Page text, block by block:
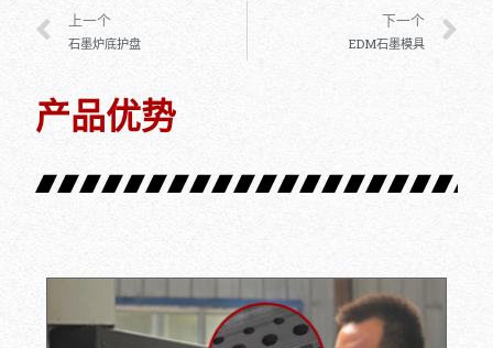
上一个
石墨炉底护盘
下一个
EDM石墨模具
产品优势